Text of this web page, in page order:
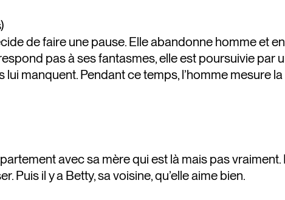
de faire une pause. Elle abandonne homme et
pas à ses fantasmes, elle est poursuivie par
lui manquent. Pendant ce temps, l’homme mesure
avec sa mère qui est là mais pas
Puis il y a Betty, sa voisine, qu’elle aime bien.